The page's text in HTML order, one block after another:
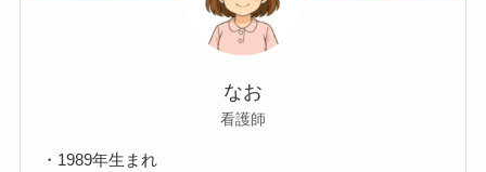
なお
看護師
・1989年生まれ